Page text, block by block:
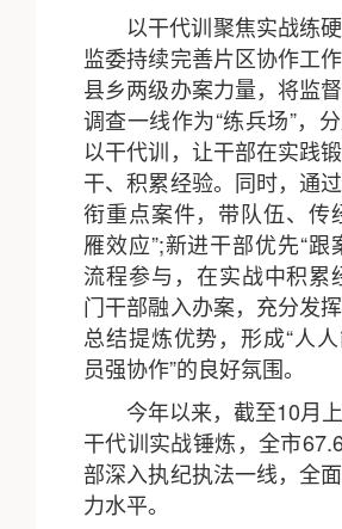
以干代训聚焦实战练
监委持续完善片区协作工
县乡两级办案力量，将监
调查一线作为“练兵场”，
以干代训，让干部在实践
干、积累经验。同时，通
衔重点案件，带队伍、传
雁效应”;新进干部优先“跟
流程参与，在实战中积累
门干部融入办案，充分发挥
总结提炼优势，形成“人
员强协作”的良好氛围。
今年以来，截至10月
干代训实战锤炼，全市
部深入执纪执法一线，全
力水平。